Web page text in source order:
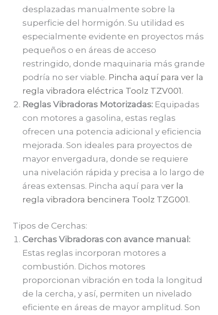
desplazadas manualmente sobre la
superficie del hormigón. Su utilidad es
especialmente evidente en proyectos más
pequeños o en áreas de acceso
restringido, donde maquinaria más grande
podría no ser viable. Pincha aquí para ver la
regla vibradora eléctrica Toolz TZV001.
Reglas Vibradoras Motorizadas: Equipadas
con motores a gasolina, estas reglas
ofrecen una potencia adicional y eficiencia
mejorada. Son ideales para proyectos de
mayor envergadura, donde se requiere
una nivelación rápida y precisa a lo largo de
áreas extensas. Pincha aquí para ver la
regla vibradora bencinera Toolz TZG001.
Tipos de Cerchas:
Cerchas Vibradoras con avance manual:
Estas reglas incorporan motores a
combustión. Dichos motores
proporcionan vibración en toda la longitud
de la cercha, y así, permiten un nivelado
eficiente en áreas de mayor amplitud. Son